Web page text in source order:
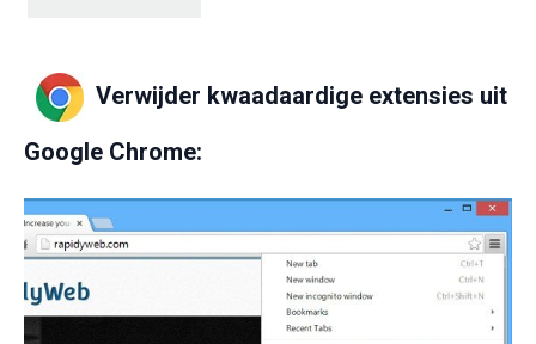
Verwijder kwaadaardige extensies uit
Google Chrome: